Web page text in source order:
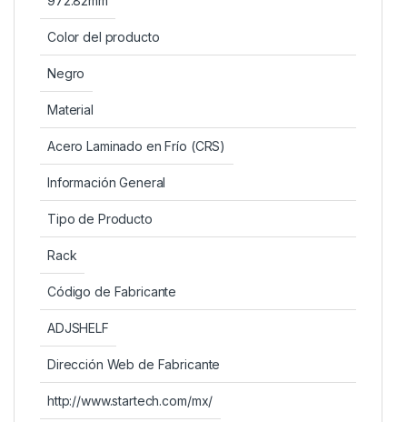
Color del producto
Negro
Material
Acero Laminado en Frío (CRS)
Información General
Tipo de Producto
Rack
Código de Fabricante
ADJSHELF
Dirección Web de Fabricante
http://www.startech.com/mx/